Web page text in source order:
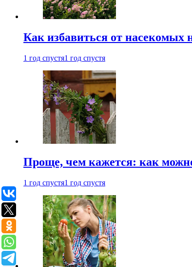
Как избавиться от насекомых
1 год спустя1 год спустя
Проще, чем кажется: как
1 год спустя1 год спустя